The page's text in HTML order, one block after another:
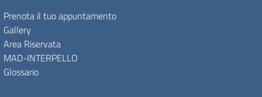
Prenota il tuo appuntamento
Gallery
Area Riservata
MAD-INTERPELLO
Glossario